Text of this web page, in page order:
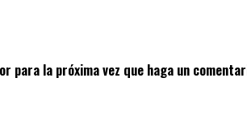
para la próxima vez que haga un